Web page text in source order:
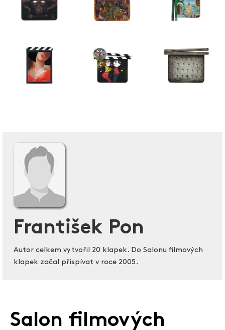
František Pon
Autor celkem vytvořil 20 klapek. Do Salonu filmových
klapek začal přispívat v roce 2005.
Salon filmových